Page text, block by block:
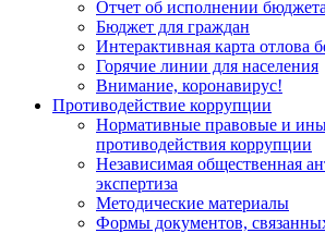
Отчет об исполнении бюджета
Бюджет для граждан
Интерактивная карта отлова
Горячие линии для населения
Внимание, коронавирус!
Противодействие коррупции
Нормативные правовые и
противодействия коррупции
Независимая общественная
экспертиза
Методические материалы
Формы документов,